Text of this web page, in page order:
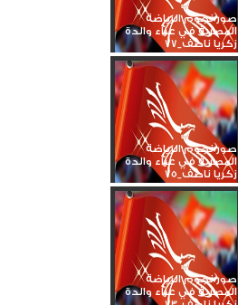
صور نجوم الرياضة
المصرية في عزاء والدة
زكريا ناصف_77
صور نجوم الرياضة
المصرية في عزاء والدة
زكريا ناصف_75
صور نجوم الرياضة
المصرية في عزاء والدة